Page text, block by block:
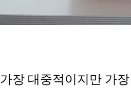
가장 대중적이지만 가